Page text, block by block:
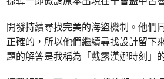
開發持續尋找完美的海盜機制。他們
正確的，所以他們繼續尋找設計留下
題的解答是我稱為「戴露漢娜時刻」